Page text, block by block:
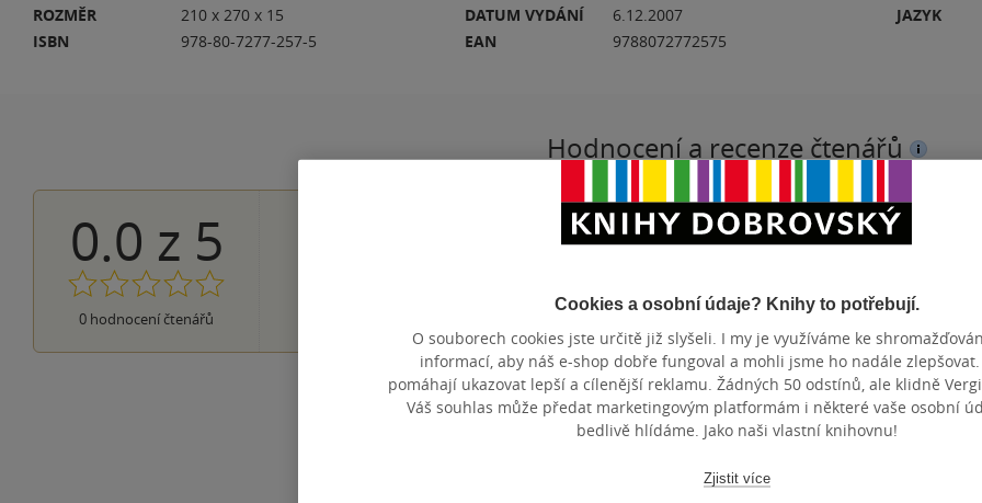
ROZMĚR
210 x 270 x 15
ISBN
978-80-7277-257-5
DATUM VYDÁNÍ
6.12.2007
EAN
9788072772575
JAZYK
Hodnocení a recenze čtenářů
0.0 z 5
0 hodnocení čtenářů
Cookies a osobní údaje? Knihy to potřebují.
O souborech cookies jste určitě již slyšeli. I my je využíváme ke
informací, aby náš e-shop dobře fungoval a mohli jsme ho nadále zlepšovat.
pomáhají ukazovat lepší a cílenější reklamu. Žádných 50 odstínů, ale klidně
Váš souhlas může předat marketingovým platformám i některé vaše osobní
bedlivě hlídáme. Jako naši vlastní knihovnu!
Zjistit více